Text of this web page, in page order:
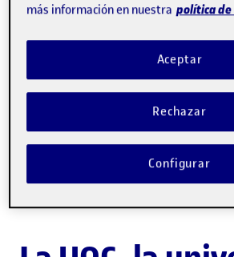
Referentes
learning
30 años formando en catalán,
inglés a más de 133.000
más información en nuestra política de
Rechazar
Aceptar
Configurar